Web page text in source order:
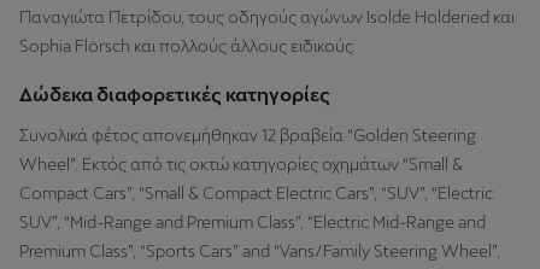
Παναγιώτα Πετρίδου, τους οδηγούς αγώνων Isolde Holderied και
Sophia Flörsch και πολλούς άλλους ειδικούς.
Δώδεκα διαφορετικές κατηγορίες
Συνολικά φέτος απονεμήθηκαν 12 βραβεία “Golden Steering
Wheel”. Εκτός από τις οκτώ κατηγορίες οχημάτων “Small &
Compact Cars”, “Small & Compact Electric Cars”, “SUV”, “Electric
SUV”, “Mid-Range and Premium Class”, “Electric Mid-Range and
Premium Class”, “Sports Cars” and “Vans/Family Steering Wheel”,